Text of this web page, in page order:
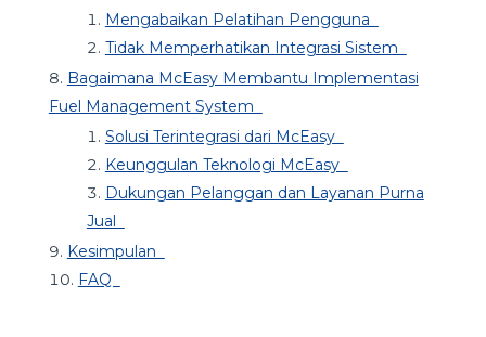
Mengabaikan Pelatihan Pengguna
Tidak Memperhatikan Integrasi Sistem
Bagaimana McEasy Membantu Implementasi
Fuel Management System
Solusi Terintegrasi dari McEasy
Keunggulan Teknologi McEasy
Dukungan Pelanggan dan Layanan Purna
Jual
Kesimpulan
FAQ